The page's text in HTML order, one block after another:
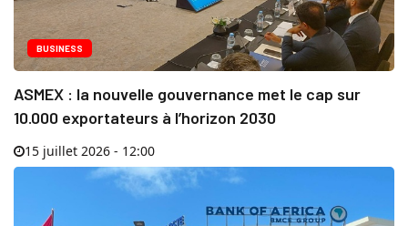
BUSINESS
ASMEX : la nouvelle gouvernance met le cap sur
10.000 exportateurs à l’horizon 2030
15 juillet 2026 - 12:00